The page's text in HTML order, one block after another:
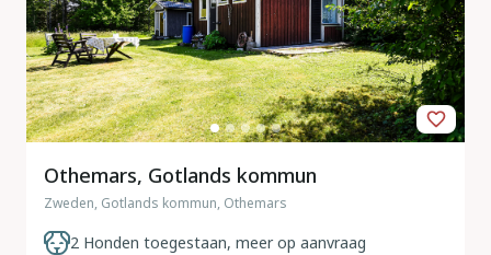
Othemars, Gotlands kommun
Zweden, Gotlands kommun, Othemars
2 Honden toegestaan, meer op aanvraag